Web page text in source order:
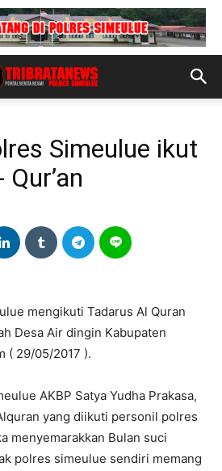
Simeulue ikut
mengikuti Tadarus Al Quran
Desa Air dingin Kabupaten
( 29/05/2017 ).
AKBP Satya Yudha Prakasa,
yang diikuti personil polres
menyemarakkan Bulan suci
polres simeulue sendiri memang